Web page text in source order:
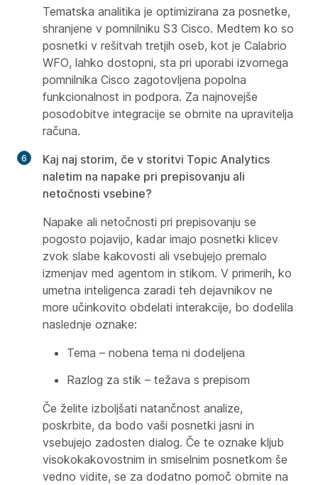
Tematska analitika je optimizirana za posnetke,
shranjene v pomnilniku S3 Cisco. Medtem ko so
posnetki v rešitvah tretjih oseb, kot je Calabrio
WFO, lahko dostopni, sta pri uporabi izvornega
pomnilnika Cisco zagotovljena popolna
funkcionalnost in podpora. Za najnovejše
posodobitve integracije se obrnite na upravitelja
računa.
Kaj naj storim, če v storitvi Topic Analytics
naletim na napake pri prepisovanju ali
netočnosti vsebine?
Napake ali netočnosti pri prepisovanju se
pogosto pojavijo, kadar imajo posnetki klicev
zvok slabe kakovosti ali vsebujejo premalo
izmenjav med agentom in stikom. V primerih, ko
umetna inteligenca zaradi teh dejavnikov ne
more učinkovito obdelati interakcije, bo dodelila
naslednje oznake:
Tema – nobena tema ni dodeljena
Razlog za stik – težava s prepisom
Če želite izboljšati natančnost analize,
poskrbite, da bodo vaši posnetki jasni in
vsebujejo zadosten dialog. Če te oznake kljub
visokokakovostnim in smiselnim posnetkom še
vedno vidite, se za dodatno pomoč obrnite na